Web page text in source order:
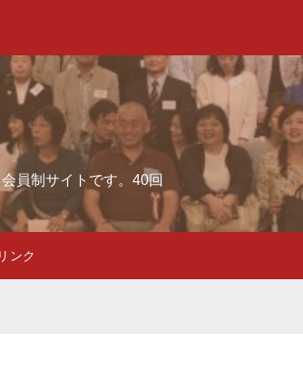
員制サイトです。40回
ンク